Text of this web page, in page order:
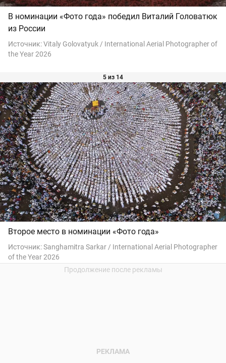
В номинации «Фото года» победил Виталий Головатюк
из России
Источник:Vitaly Golovatyuk / International Aerial Photographer of
the Year 2026
5 из 14
Второе место в номинации «Фото года»
Источник:Sanghamitra Sarkar / International Aerial Photographer
of the Year 2026